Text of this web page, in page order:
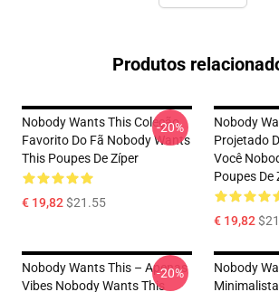
Produtos
Nobody Wants This Coleção
Favorito Do Fã Nobody Wants
This Poupes De Zíper
€ 19,82$21.55
-20%
Nobody
Projetado
Você
Poupes De
€ 19,82
Nobody Wants This – Apenas
Vibes Nobody Wants This
-20%
Nobody
Minimalista